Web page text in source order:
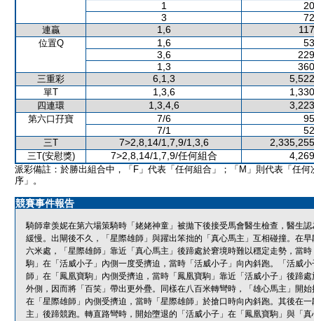
1
3
連贏 1,6
位置Q 1,6
3,6
1,3
三重彩 6,1,3
單T 1,3,6
四連環 1,3,4,6
第六口孖寶 7/6
7/1
三T 7>2,8,14/1,7,9/1,3,6
三T(安慰獎) 7>2,8,14/1,7,9/任何組合
派彩備註：於勝出組合中，「F」代表「任何組合」；「M」則代表「任何
序」。
競賽事件報告
騎師韋羡妮在第六場策騎時「姥姥神童」被拋下後接受馬會醫生檢查，醫生
緩慢。出閘後不久，「星際雄師」與躍出笨拙的「真心馬主」互相碰撞。在
六米處，「星際雄師」靠近「真心馬主」後蹄處於窘境時難以穩定走勢，當
駒」在「活威小子」內側一度受擠迫，當時「活威小子」向內斜跑。「活威
師」在「鳳凰寶駒」內側受擠迫，當時「鳳凰寶駒」靠近「活威小子」後蹄
外側，因而將「百笑」帶出更外疊。同樣在八百米轉彎時，「雄心馬主」開
在「星際雄師」內側受擠迫，當時「星際雄師」於搶口時向內斜跑。其後在
主」後蹄競跑。轉直路彎時，開始墮退的「活威小子」在「鳳凰寶駒」與「